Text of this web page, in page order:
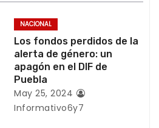
NACIONAL
Los fondos perdidos de la
alerta de género: un
apagón en el DIF de
Puebla
May 25, 2024
Informativo6y7